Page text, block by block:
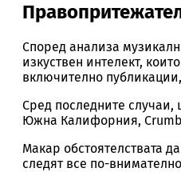
Според анализа
изкуствен интелект,
включително
Сред последните случаи,
Южна Калифорния, Crumbl
Макар обстоятелствата
следят все по-